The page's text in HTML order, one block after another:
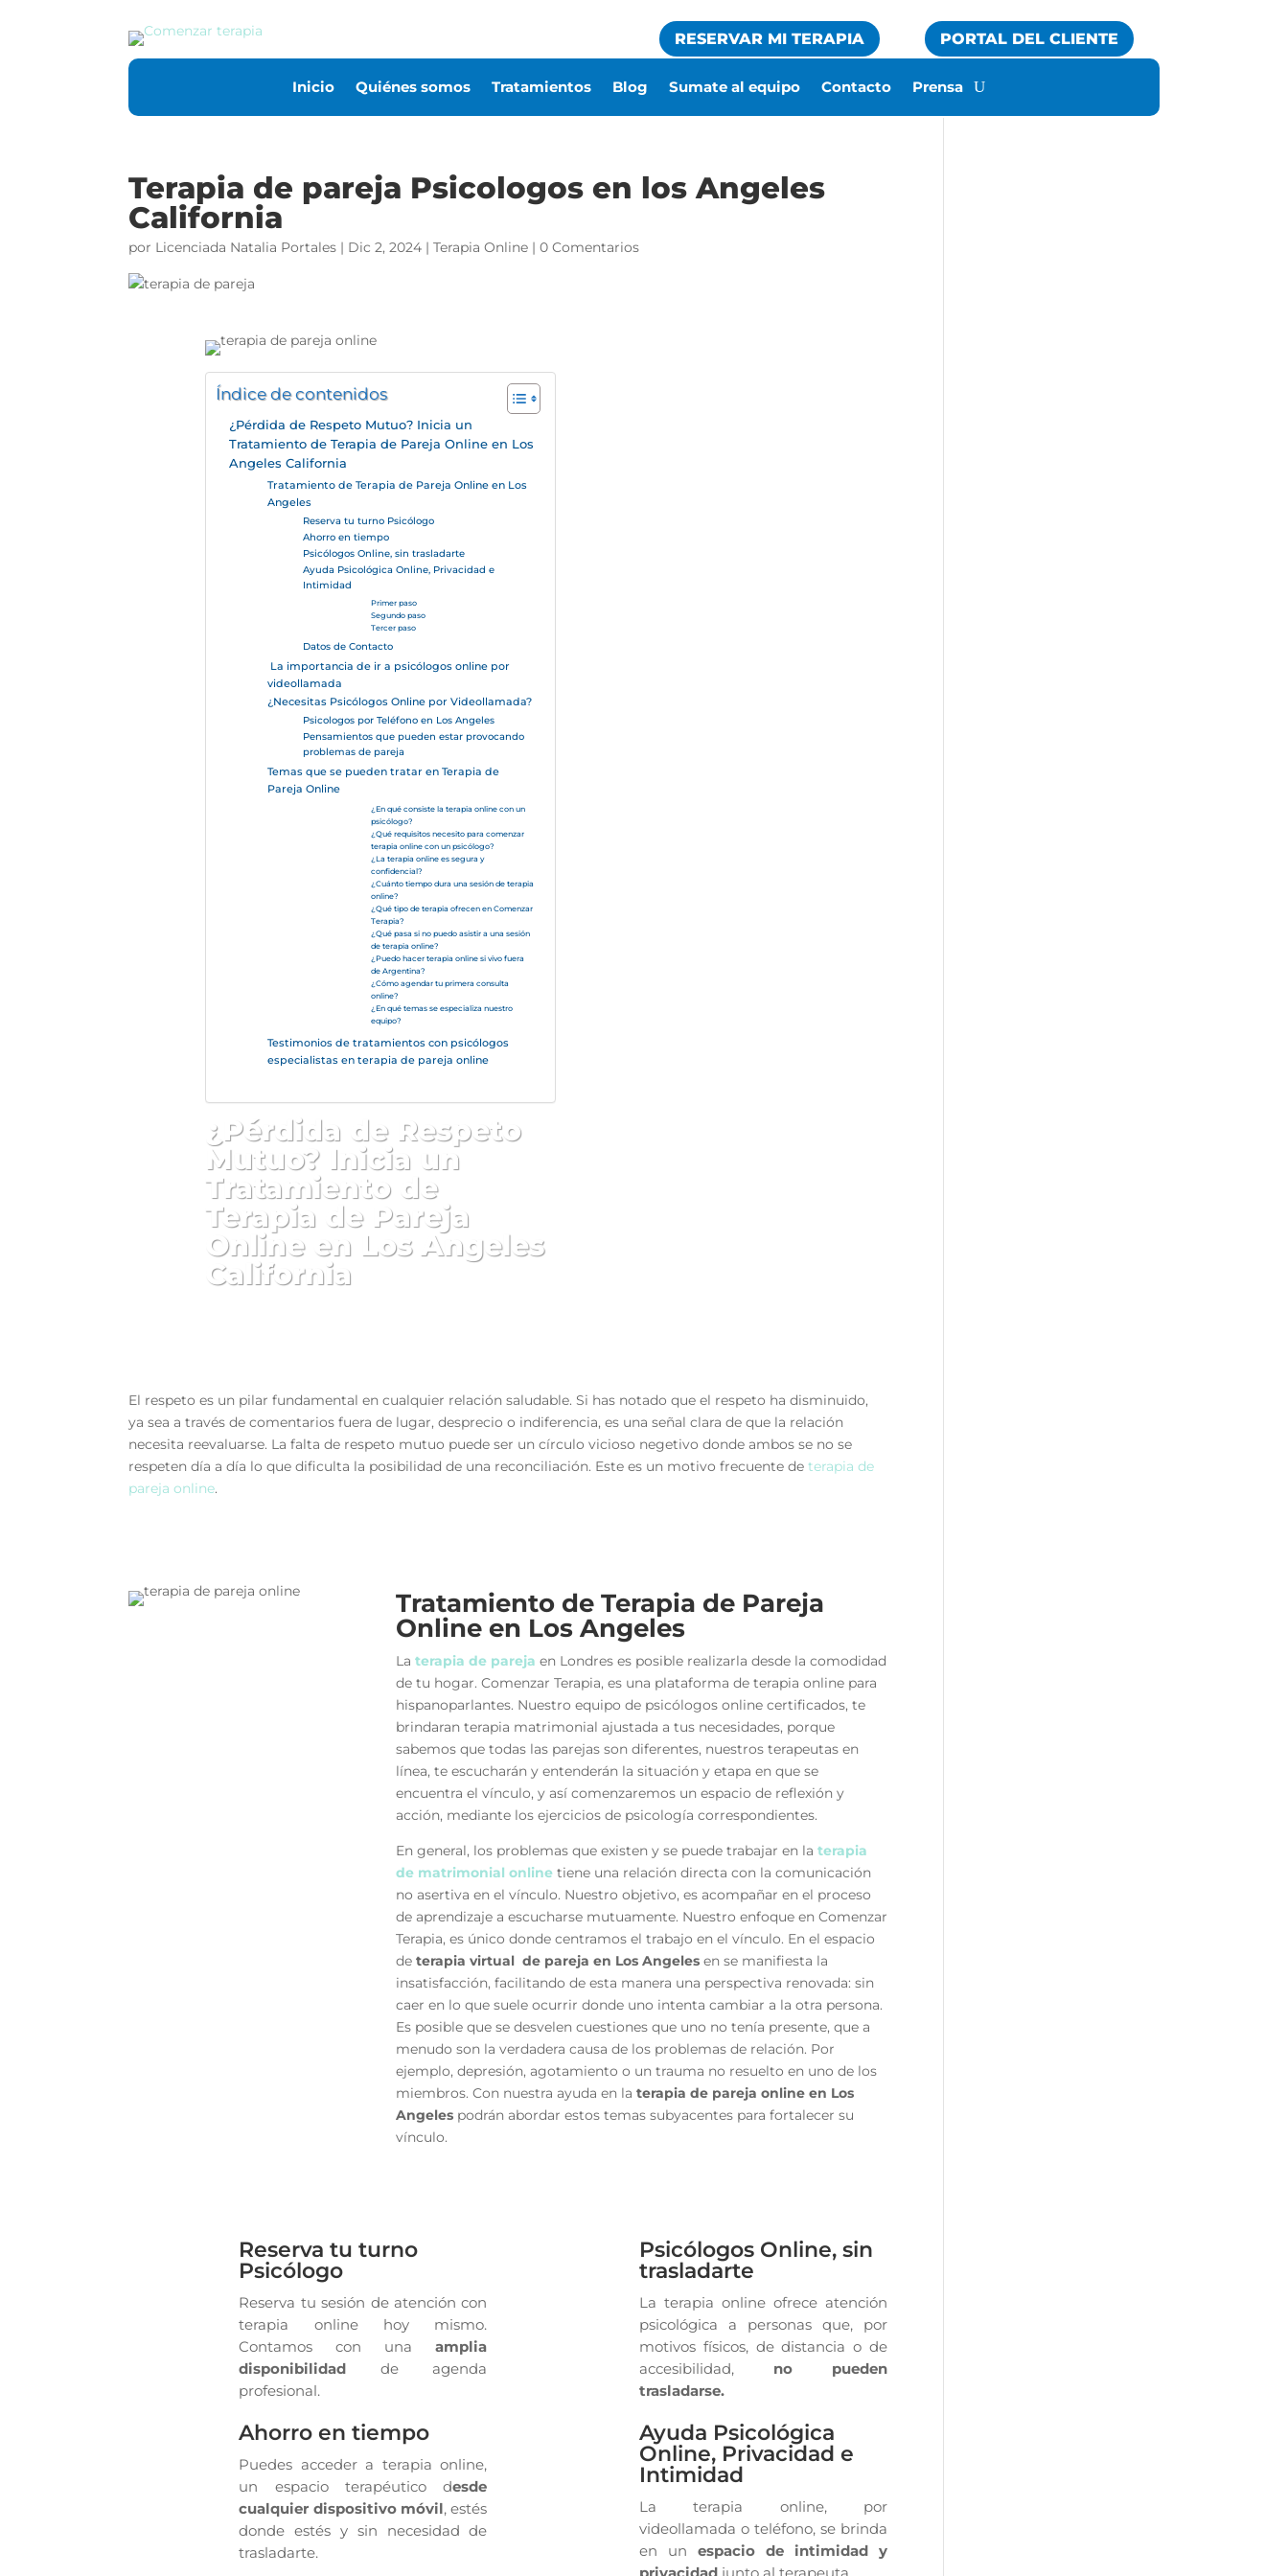
RESERVAR MI TERAPIA PORTAL DEL CLIENTE
Inicio Quiénes somos Tratamientos Blog Sumate al equipo Contacto Prensa
Terapia de pareja Psicologos en los Angeles
California
por Licenciada Natalia Portales | Dic 2, 2024 |Terapia Online |0 Comentarios
Índice de contenidos
¿Pérdida de Respeto Mutuo? Inicia un
Tratamiento de Terapia de Pareja Online en Los
Angeles California
Tratamiento de Terapia de Pareja Online en Los
Angeles
Reserva tu turno Psicólogo
Ahorro en tiempo
Psicólogos Online, sin trasladarte
Ayuda Psicológica Online, Privacidad e
Intimidad
Primer paso
Segundo paso
Tercer paso
Datos de Contacto
La importancia de ir a psicólogos online por
videollamada
¿Necesitas Psicólogos Online por Videollamada?
Psicologos por Teléfono en Los Angeles
Pensamientos que pueden estar provocando
problemas de pareja
Temas que se pueden tratar en Terapia de
Pareja Online
¿En qué consiste la terapia online con un
psicólogo?
¿Qué requisitos necesito para comenzar
terapia online con un psicólogo?
¿La terapia online es segura y
confidencial?
¿Cuánto tiempo dura una sesión de terapia
online?
¿Qué tipo de terapia ofrecen en Comenzar
Terapia?
¿Qué pasa si no puedo asistir a una sesión
de terapia online?
¿Puedo hacer terapia online si vivo fuera
de Argentina?
¿Cómo agendar tu primera consulta
online?
¿En qué temas se especializa nuestro
equipo?
Testimonios de tratamientos con psicólogos
especialistas en terapia de pareja online
¿Pérdida de Respeto
Mutuo? Inicia un
Tratamiento de
Terapia de Pareja
Online en Los Angeles
California
El respeto es un pilar fundamental en cualquier relación saludable. Si has notado que el respeto ha disminuido,
ya sea a través de comentarios fuera de lugar, desprecio o indiferencia, es una señal clara de que la relación
necesita reevaluarse. La falta de respeto mutuo puede ser un círculo vicioso negetivo donde ambos se no se
respeten día a día lo que dificulta la posibilidad de una reconciliación. Este es un motivo frecuente deterapia de
pareja online.
Tratamiento de Terapia de Pareja
Online en Los Angeles
La terapia de pareja en Londres es posible realizarla desde la comodidad
de tu hogar. Comenzar Terapia, es una plataforma de terapia online para
hispanoparlantes. Nuestro equipo de psicólogos online certificados, te
brindaran terapia matrimonial ajustada a tus necesidades, porque
sabemos que todas las parejas son diferentes, nuestros terapeutas en
línea, te escucharán y entenderán la situación y etapa en que se
encuentra el vínculo, y así comenzaremos un espacio de reflexión y
acción, mediante los ejercicios de psicología correspondientes.
En general, los problemas que existen y se puede trabajar en la terapia
de matrimonial onlinetiene una relación directa con la comunicación
no asertiva en el vínculo. Nuestro objetivo, es acompañar en el proceso
de aprendizaje a escucharse mutuamente. Nuestro enfoque en Comenzar
Terapia, es único donde centramos el trabajo en el vínculo. En el espacio
de terapia virtual de pareja en Los Angeles en se manifiesta la
insatisfacción, facilitando de esta manera una perspectiva renovada: sin
caer en lo que suele ocurrir donde uno intenta cambiar a la otra persona.
Es posible que se desvelen cuestiones que uno no tenía presente, que a
menudo son la verdadera causa de los problemas de relación. Por
ejemplo, depresión, agotamiento o un trauma no resuelto en uno de los
miembros. Con nuestra ayuda en la terapia de pareja online en Los
Angeles podrán abordar estos temas subyacentes para fortalecer su
vínculo.
Reserva tu turno
Psicólogo
Reserva tu sesión de atención con
terapia online hoy mismo.
Contamos con unaamplia
disponibilidad de agenda
profesional.
Ahorro en tiempo
Puedes acceder a terapia online,
un espacio terapéutico desde
cualquier dispositivo móvil, estés
donde estés y sin necesidad de
trasladarte.
Psicólogos Online, sin
trasladarte
La terapia online ofrece atención
psicológica a personas que, por
motivos físicos, de distancia o de
accesibilidad, no pueden
trasladarse.
Ayuda Psicológica
Online, Privacidad e
Intimidad
La terapia online, por
videollamada o teléfono, se brinda
en un espacio de intimidad y